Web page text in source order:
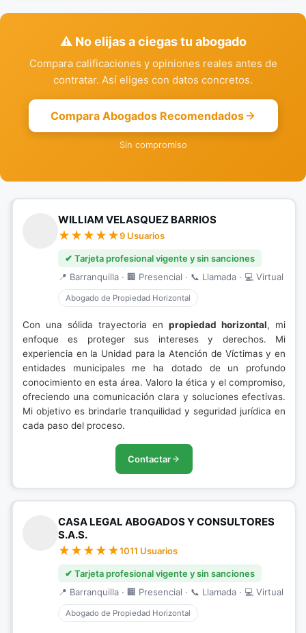
⚠️ No elijas a ciegas tu abogado
Compara calificaciones y opiniones reales antes de
contratar. Así eliges con datos concretos.
Compara Abogados Recomendados
Sin compromiso
WILLIAM VELASQUEZ BARRIOS
9 Usuarios
✔ Tarjeta profesional vigente y sin sanciones
📍 Barranquilla · 🏢 Presencial · 📞 Llamada · 💻 Virtual
Abogado de Propiedad Horizontal
Con una sólida trayectoria en propiedad horizontal, mi
enfoque es proteger sus intereses y derechos. Mi
experiencia en la Unidad para la Atención de Víctimas y en
entidades municipales me ha dotado de un profundo
conocimiento en esta área. Valoro la ética y el compromiso,
ofreciendo una comunicación clara y soluciones efectivas.
Mi objetivo es brindarle tranquilidad y seguridad jurídica en
cada paso del proceso.
Contactar
CASA LEGAL ABOGADOS Y CONSULTORES
S.A.S.
1011 Usuarios
✔ Tarjeta profesional vigente y sin sanciones
📍 Barranquilla · 🏢 Presencial · 📞 Llamada · 💻 Virtual
Abogado de Propiedad Horizontal